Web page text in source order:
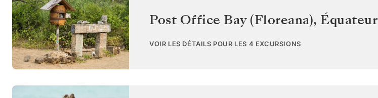
Post Office Bay (Floreana), Équateur
VOIR LES DÉTAILS POUR LES 4 EXCURSIONS